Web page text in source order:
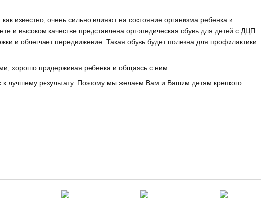
известно, очень сильно влияют на состояние организма ребенка и
и высоком качестве представлена ортопедическая обувь для детей с ДЦП.
и облегчает передвижение. Такая обувь будет полезна для профилактики
хорошо придерживая ребенка и общаясь с ним.
лучшему результату. Поэтому мы желаем Вам и Вашим детям крепкого